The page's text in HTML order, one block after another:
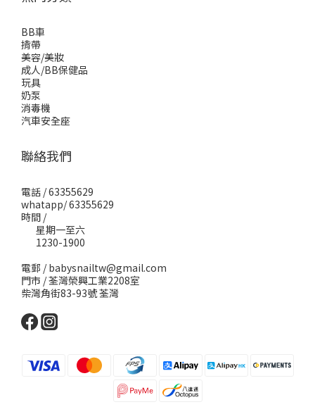
BB車
揹帶
美容/美妝
成人/BB保健品
玩具
奶泵
消毒機
汽車安全座
聯絡我們
電話 / 63355629
whatapp/ 63355629
時間 /
星期一至六
1230-1900
電郵 / babysnailtw@gmail.com
門市 / 荃灣榮興工業2208室
柴灣角街83-93號 荃灣